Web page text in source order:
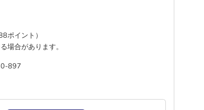
ポイント）
場合があります。
897